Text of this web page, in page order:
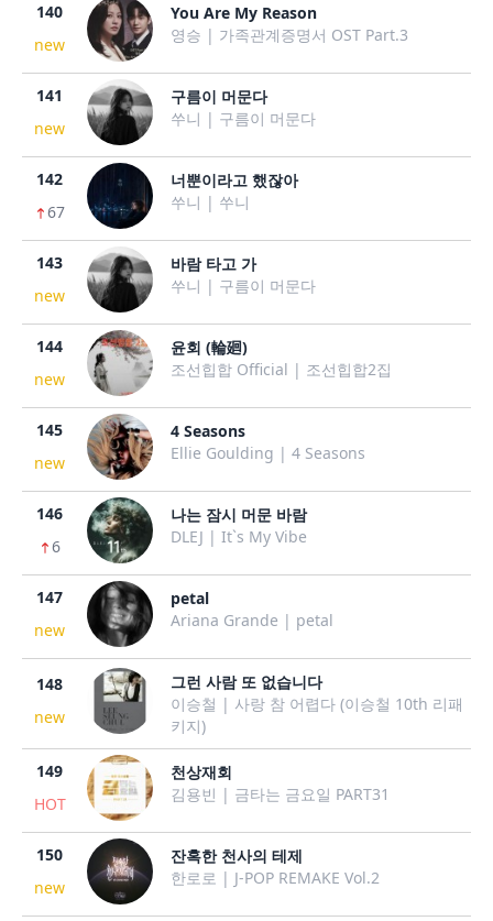
140
new
You Are My Reason
영승 | 가족관계증명서 OST Part.3
141
new
구름이 머문다
쑤니 | 구름이 머문다
142
67
너뿐이라고 했잖아
쑤니 | 쑤니
143
new
바람 타고 가
쑤니 | 구름이 머문다
144
new
윤회 (輪廻)
조선힙합 Official | 조선힙합2집
145
new
4 Seasons
Ellie Goulding | 4 Seasons
146
6
나는 잠시 머문 바람
DLEJ | It`s My Vibe
147
new
petal
Ariana Grande | petal
148
new
그런 사람 또 없습니다
이승철 | 사랑 참 어렵다 (이승철 10th 리패
키지)
149
HOT
천상재회
김용빈 | 금타는 금요일 PART31
150
new
잔혹한 천사의 테제
한로로 | J-POP REMAKE Vol.2